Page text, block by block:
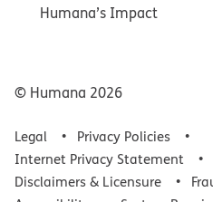
Humana’s Impact
© Humana 2026
Legal
Privacy Policies
Internet Privacy Statement
Disclaimers & Licensure